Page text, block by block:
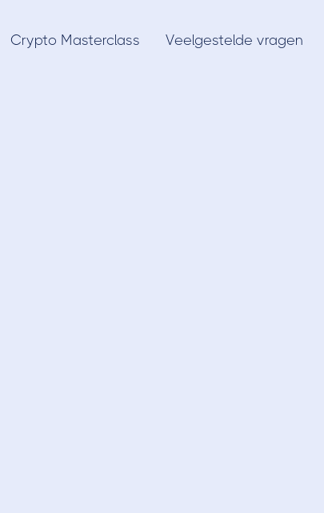
Crypto Masterclass Veelgestelde vragen